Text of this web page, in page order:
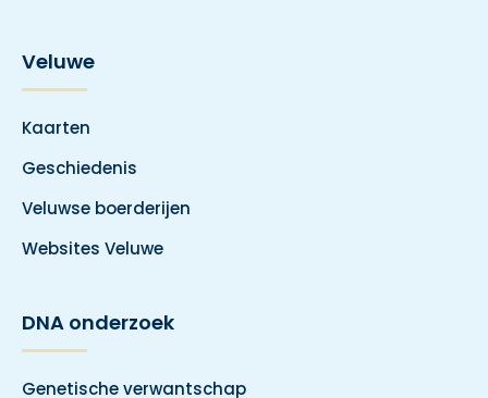
Veluwe
Kaarten
Geschiedenis
Veluwse boerderijen
Websites Veluwe
DNA onderzoek
Genetische verwantschap